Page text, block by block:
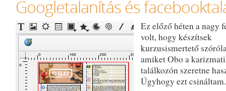
Googletalanítás és
Ez előző héten a nagy
volt, hogy készítsek
kurzusismertető
amiket Obo a
találkozón szeretne
Úgyhogy ezt csináltam.